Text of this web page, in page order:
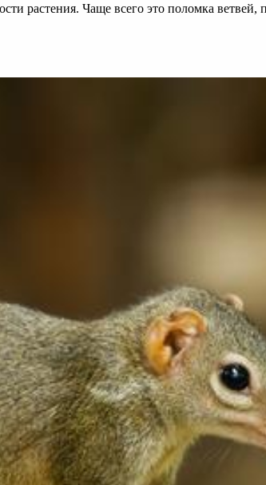
растения. Чаще всего это поломка